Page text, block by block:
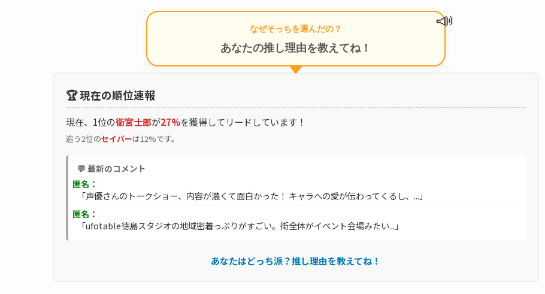
なぜそっちを選んだの？
あなたの推し理由を教えてね！
📣
🏆 現在の順位速報
現在、1位の衛宮士郎が27%を獲得してリードしています！
追う2位のセイバーは12%です。
💬 最新のコメント
匿名：
「声優さんのトークショー、内容が濃くて面白かった！ キャラへの愛が伝わってくるし、...」
匿名：
「ufotable徳島スタジオの地域密着っぷりがすごい。街全体がイベント会場みたい...」
あなたはどっち派？推し理由を教えてね！